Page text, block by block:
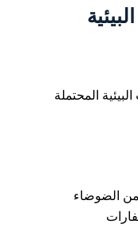
المحتملة
من الضوضاء